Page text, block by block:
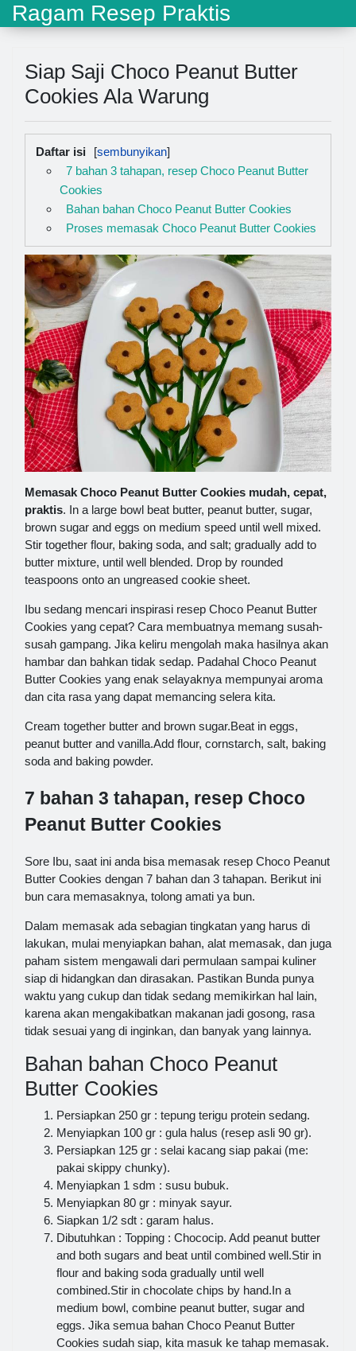
Ragam Resep Praktis
Siap Saji Choco Peanut Butter
Cookies Ala Warung
Daftar isi
7 bahan 3 tahapan, resep Choco Peanut Butter
Cookies
Bahan bahan Choco Peanut Butter Cookies
Proses memasak Choco Peanut Butter Cookies
Memasak Choco Peanut Butter Cookies mudah, cepat,
praktis. In a large bowl beat butter, peanut butter, sugar,
brown sugar and eggs on medium speed until well mixed.
Stir together flour, baking soda, and salt; gradually add to
butter mixture, until well blended. Drop by rounded
teaspoons onto an ungreased cookie sheet.
Ibu sedang mencari inspirasi resep Choco Peanut Butter
Cookies yang cepat? Cara membuatnya memang susah-
susah gampang. Jika keliru mengolah maka hasilnya akan
hambar dan bahkan tidak sedap. Padahal Choco Peanut
Butter Cookies yang enak selayaknya mempunyai aroma
dan cita rasa yang dapat memancing selera kita.
Cream together butter and brown sugar.Beat in eggs,
peanut butter and vanilla.Add flour, cornstarch, salt, baking
soda and baking powder.
7 bahan 3 tahapan, resep Choco
Peanut Butter Cookies
Sore Ibu, saat ini anda bisa memasak resep Choco Peanut
Butter Cookies dengan 7 bahan dan 3 tahapan. Berikut ini
bun cara memasaknya, tolong amati ya bun.
Dalam memasak ada sebagian tingkatan yang harus di
lakukan, mulai menyiapkan bahan, alat memasak, dan juga
paham sistem mengawali dari permulaan sampai kuliner
siap di hidangkan dan dirasakan. Pastikan Bunda punya
waktu yang cukup dan tidak sedang memikirkan hal lain,
karena akan mengakibatkan makanan jadi gosong, rasa
tidak sesuai yang di inginkan, dan banyak yang lainnya.
Bahan bahan Choco Peanut
Butter Cookies
Persiapkan 250 gr : tepung terigu protein sedang.
Menyiapkan 100 gr : gula halus (resep asli 90 gr).
Persiapkan 125 gr : selai kacang siap pakai (me:
pakai skippy chunky).
Menyiapkan 1 sdm : susu bubuk.
Menyiapkan 80 gr : minyak sayur.
Siapkan 1/2 sdt : garam halus.
Dibutuhkan : Topping : Chococip. Add peanut butter
and both sugars and beat until combined well.Stir in
flour and baking soda gradually until well
combined.Stir in chocolate chips by hand.In a
medium bowl, combine peanut butter, sugar and
eggs. Jika semua bahan Choco Peanut Butter
Cookies sudah siap, kita masuk ke tahap memasak.